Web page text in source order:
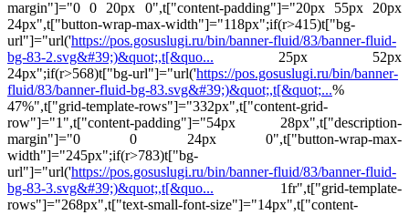
margin"]="0 0 20px 0",t["content-padding"]="20px 55px 20px
24px",t["button-wrap-max-width"]="118px";if(r>415)t["bg-
url"]="url('https://pos.gosuslugi.ru/bin/banner-fluid/83/banner-fluid-
bg-83-2.svg&#39;)&quot;,t[&quo... 25px 52px
24px";if(r>568)t["bg-url"]="url('https://pos.gosuslugi.ru/bin/banner-
fluid/83/banner-fluid-bg-83.svg&#39;)&quot;,t[&quot;...%
47%",t["grid-template-rows"]="332px",t["content-grid-
row"]="1",t["content-padding"]="54px 28px",t["description-
margin"]="0 0 24px 0",t["button-wrap-max-
width"]="245px";if(r>783)t["bg-
url"]="url('https://pos.gosuslugi.ru/bin/banner-fluid/83/banner-fluid-
bg-83-3.svg&#39;)&quot;,t[&quo... 1fr",t["grid-template-
rows"]="268px",t["text-small-font-size"]="14px",t["content-